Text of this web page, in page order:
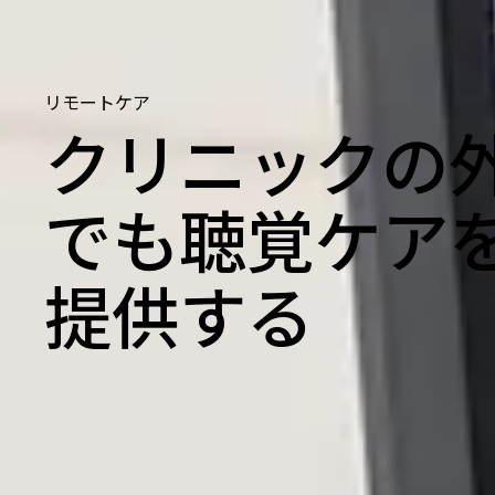
リモートケア
クリニックの
でも聴覚ケア
提供する